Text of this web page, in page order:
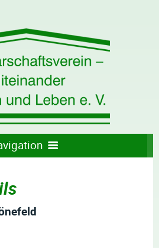
AKTUELLES
TERMINE
ÜBER UNS
ANGEBOTE
WIR TUN
KONTAKT